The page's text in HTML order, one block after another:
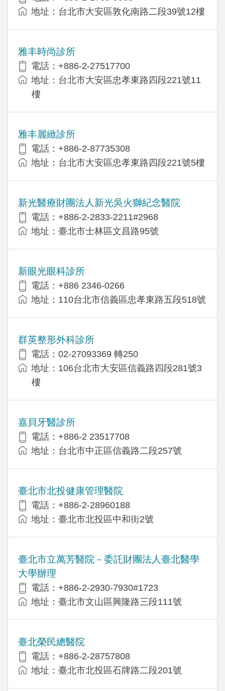
地址：台北市大安區敦化南路二段39號12樓
雅丰時尚診所
電話：+886-2-27517700
地址：台北市大安區忠孝東路四段221號11
樓
雅丰麗緻診所
電話：+886-2-87735308
地址：台北市大安區忠孝東路四段221號5樓
新光醫療財團法人新光吳火獅紀念醫院
電話：+886-2-2833-2211#2968
地址：臺北市士林區文昌路95號
新眼光眼科診所
電話：+886 2346-0266
地址：110台北市信義區忠孝東路五段518號
群英整形外科診所
電話：02-27093369 轉250
地址：106台北市大安區信義路四段281號3
樓
嘉貝牙醫診所
電話：+886-2 23517708
地址：台北市中正區信義路二段257號
臺北市北投健康管理醫院
電話：+886-2-28960188
地址：臺北市北投區中和街2號
臺北市立萬芳醫院－委託財團法人臺北醫學
大學辦理
電話：+886-2-2930-7930#1723
地址：臺北市文山區興隆路三段111號
臺北榮民總醫院
電話：+886-2-28757808
地址：臺北市北投區石牌路二段201號